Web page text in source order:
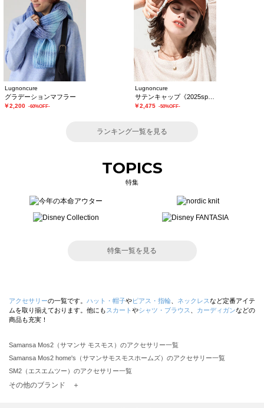
Lugnoncure
グラデーションマフラー
￥2,200 -60%OFF-
Lugnoncure
￥2,475 -50%OFF-
ランキング一覧を見る
TOPICS
特集
特集一覧を見る
アクセサリーの一覧です。 ハット・帽子やピアス・指輪 ネックレスなど定番アイテ
ムを取り揃えております。他にも スカート やシャツ・ブラウス カーディガンなどの
商品も充実！
Samansa Mos2（サマンサ モスモス）のアクセサリー一覧
Samansa Mos2 home's（サマンサモスモスホームズ）のアクセサリー一覧
SM2（エスエムツー）のアクセサリー一覧
TSUHARU by Samansa Mos2（ツハルバイサマンサモスモス）のアクセサリー一覧
その他のブランド ＋